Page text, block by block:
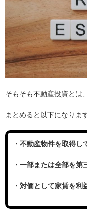
そもそも不動産投資とは
まとめると以下になりま
・不動産物件を取得し
・一部または全部を第
・対価として家賃を